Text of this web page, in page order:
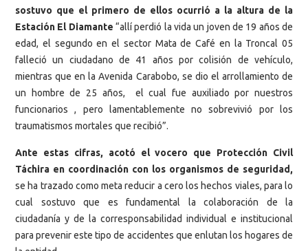
sostuvo que el primero de ellos ocurrió a la altura de la
Estación El Diamante “allí perdió la vida un joven de 19 años de
edad, el segundo en el sector Mata de Café en la Troncal 05
falleció un ciudadano de 41 años por colisión de vehículo,
mientras que en la Avenida Carabobo, se dio el arrollamiento de
un hombre de 25 años, el cual fue auxiliado por nuestros
funcionarios , pero lamentablemente no sobrevivió por los
traumatismos mortales que recibió”.
Ante estas cifras, acotó el vocero que Protección Civil
Táchira en coordinación con los organismos de seguridad,
se ha trazado como meta reducir a cero los hechos viales, para lo
cual sostuvo que es fundamental la colaboración de la
ciudadanía y de la corresponsabilidad individual e institucional
para prevenir este tipo de accidentes que enlutan los hogares de